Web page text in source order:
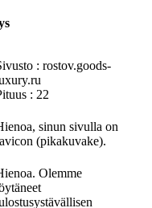
: rostov.goods-
: 22
sinun sivulla on
(pikakuvake).
Olemme